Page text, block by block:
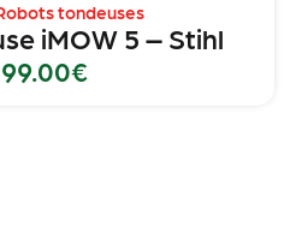
tondeuses
iMOW 5 – Stihl
€